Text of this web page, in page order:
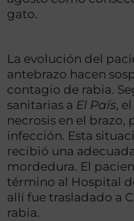
gato.
La evolución del
antebrazo hacen
contagio de rabia.
sanitarias a El País,
necrosis en el brazo,
infección. Esta
recibió una
mordedura. El
término al Hospital
allí fue trasladado a
rabia.